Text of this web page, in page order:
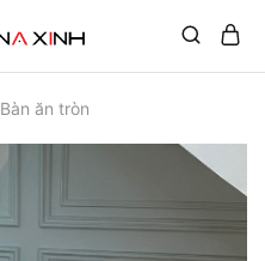
Bàn ăn tròn